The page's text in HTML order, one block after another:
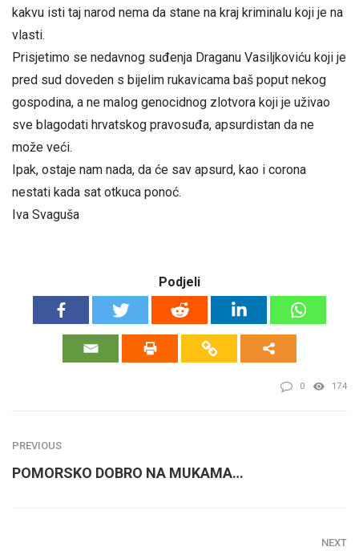
kakvu isti taj narod nema da stane na kraj kriminalu koji je na
vlasti.
Prisjetimo se nedavnog suđenja Draganu Vasiljkoviću koji je
pred sud doveden s bijelim rukavicama baš poput nekog
gospodina, a ne malog genocidnog zlotvora koji je uživao
sve blagodati hrvatskog pravosuđa, apsurdistan da ne
može veći.
Ipak, ostaje nam nada, da će sav apsurd, kao i corona
nestati kada sat otkuca ponoć.
Iva Svaguša
Podjeli
0 174
PREVIOUS
POMORSKO DOBRO NA MUKAMA…
NEXT